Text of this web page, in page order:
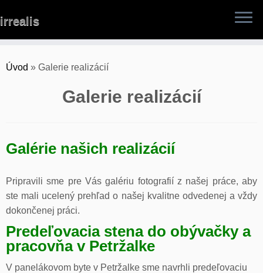
to
irrealis
Úvod » Galerie realizácií
Galerie realizácií
Galérie našich realizácií
Pripravili sme pre Vás galériu fotografií z našej práce, aby
ste mali ucelený prehľad o našej kvalitne odvedenej a vždy
dokončenej práci.
Predeľovacia stena do obývačky a
pracovňa v Petržalke
V panelákovom byte v Petržalke sme navrhli predeľovaciu